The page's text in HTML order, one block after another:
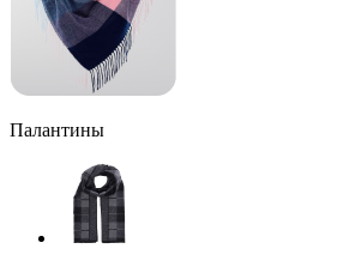
Палантины